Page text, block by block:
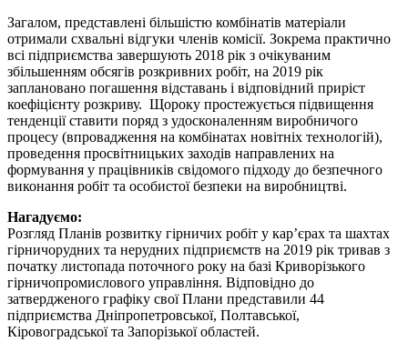
Загалом, представлені більшістю комбінатів матеріали
отримали схвальні відгуки членів комісії. Зокрема практично
всі підприємства завершують 2018 рік з очікуваним
збільшенням обсягів розкривних робіт, на 2019 рік
заплановано погашення відставань і відповідний приріст
коефіцієнту розкриву. Щороку простежується підвищення
тенденції ставити поряд з удосконаленням виробничого
процесу (впровадження на комбінатах новітніх технологій),
проведення просвітницьких заходів направлених на
формування у працівників свідомого підходу до безпечного
виконання робіт та особистої безпеки на виробництві.
Нагадуємо:
Розгляд Планів розвитку гірничих робіт у кар’єрах та шахтах
гірничорудних та нерудних підприємств на 2019 рік тривав з
початку листопада поточного року на базі Криворізького
гірничопромислового управління. Відповідно до
затвердженого графіку свої Плани представили 44
підприємства Дніпропетровської, Полтавської,
Кіровоградської та Запорізької областей.